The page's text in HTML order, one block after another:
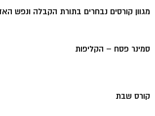
מגוון קורסים נבחרים בתורת הקבלה ונפש
סמינר פסח – הקליפות
קורס שבת